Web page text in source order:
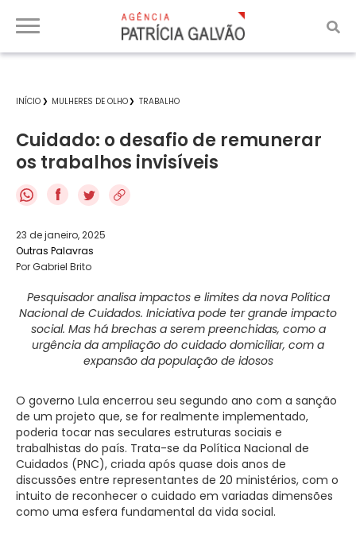
INÍCIO MULHERES DE OLHO TRABALHO
Cuidado: o desafio de remunerar
os trabalhos invisíveis
f
23 de janeiro, 2025
Outras Palavras
Por Gabriel Brito
Pesquisador analisa impactos e limites da nova Política
Nacional de Cuidados. Iniciativa pode ter grande impacto
social. Mas há brechas a serem preenchidas, como a
urgência da ampliação do cuidado domiciliar, com a
expansão da população de idosos
O governo Lula encerrou seu segundo ano com a sanção
de um projeto que, se for realmente implementado,
poderia tocar nas seculares estruturas sociais e
trabalhistas do país. Trata-se da Política Nacional de
Cuidados (PNC), criada após quase dois anos de
discussões entre representantes de 20 ministérios, com o
intuito de reconhecer o cuidado em variadas dimensões
como uma esfera fundamental da vida social.